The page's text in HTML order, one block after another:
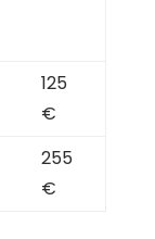
125
€
255
€